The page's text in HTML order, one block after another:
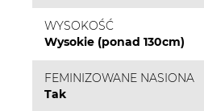
WYSOKOŚĆ
Wysokie (ponad 130cm)
FEMINIZOWANE NASIONA
Tak